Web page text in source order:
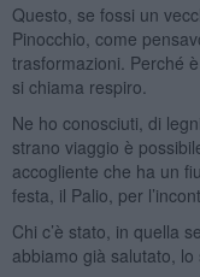
Questo, se fossi un
Pinocchio, come
trasformazioni. Perché
si chiama respiro.
Ne ho conosciuti, di
strano viaggio è
accogliente che ha un
festa, il Palio, per
Chi c’è stato, in quella
abbiamo già salutato, lo